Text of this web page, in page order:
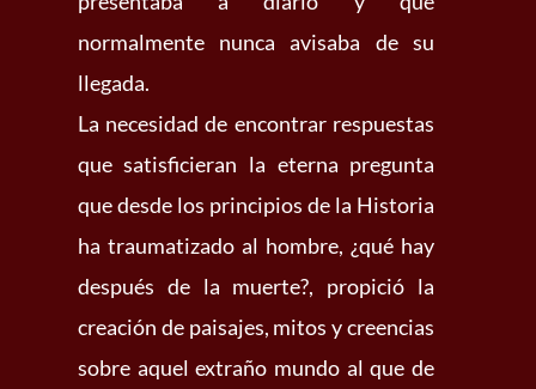
normalmente nunca avisaba de su
llegada.
La necesidad de encontrar respuestas
que satisficieran la eterna pregunta
que desde los principios de la Historia
ha traumatizado al hombre, ¿qué hay
después de la muerte?, propició la
creación de paisajes, mitos y creencias
sobre aquel extraño mundo al que de